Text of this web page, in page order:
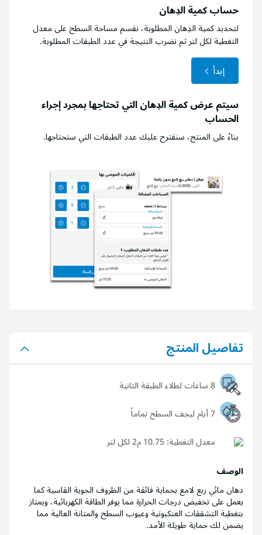
حساب كمية الدِهان
لتحديد كمية الدِهان المطلوبة، نقسم مساحة السطح على معدل
التغطية لكل لتر ثم نضرب النتيجة في عدد الطبقات المطلوبة.
إبدأ
سيتم عرض كمية الدِهان التي تحتاجها بمجرد إجراء
الحساب
بناءً على المنتج، سنقترح عليك عدد الطبقات التي ستحتاجها.
تفاصيل المنتج
8 ساعات لطلاء الطبقة الثانية
7 أيام ليجف السطح تماماً
معدل التغطية:
الوصف
دهان مائي ربع لامع بحماية فائقة من الظروف الجوية القاسية كما
يعمل على تخفيض درجات الحرارة مما يوفر الطاقة الكهربائية، ويمتاز
بتغطية التشققات العنكبوتية وعيوب السطح والمتانة العالية مما
يضمن لك حماية طويلة الأمد.